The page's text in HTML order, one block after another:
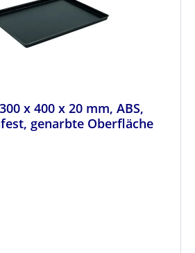
x 400 x 20 mm, ABS,
genarbte Oberfläche